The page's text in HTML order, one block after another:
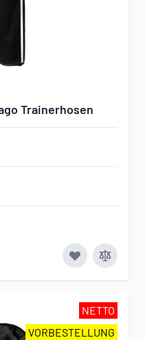
Trainerhosen
NETTO
VORBESTELLUNG